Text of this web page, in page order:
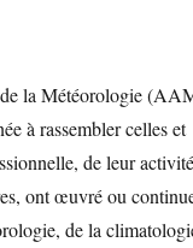
la Météorologie
à rassembler celles et
de leur
ont œuvré ou
de la